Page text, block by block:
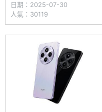
Redmi 15 5G 最大特色在於搭
載 7,000mAh 超大電量電池，
首度在平價機型中導入多用於高
階手機與電動車的矽碳化合物
（SiC）陽極材料。
日期：2025-07-30
人氣：30119